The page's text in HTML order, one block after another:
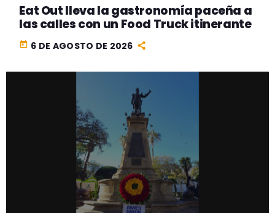
Eat Out lleva la gastronomía paceña a
las calles con un Food Truck itinerante
today 6 DE AGOSTO DE 2026